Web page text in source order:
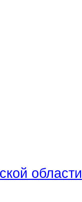
области